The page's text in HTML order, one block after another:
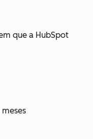
que a HubSpot